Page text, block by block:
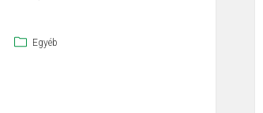
Egyéb